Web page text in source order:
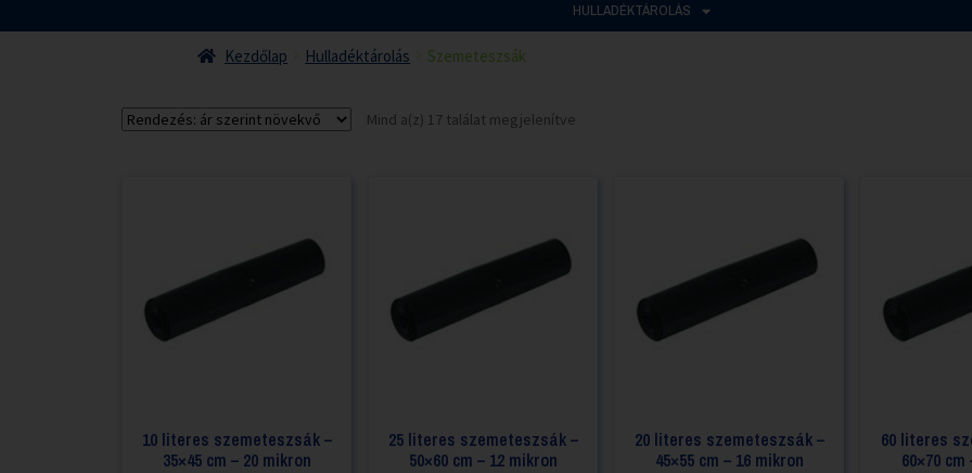
HULLADÉKTÁROLÁS
Kezdőlap Hulladéktárolás Szemeteszsák
Mind a(z) 17 találat megjelenítve
10 literes szemeteszsák –
35×45 cm – 20 mikron
25 literes szemeteszsák –
50×60 cm – 12 mikron
20 literes szemeteszsák –
45×55 cm – 16 mikron
60 literes
60×70